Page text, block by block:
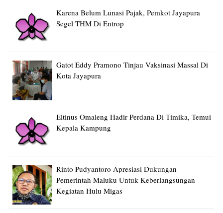
Karena Belum Lunasi Pajak, Pemkot Jayapura
Segel THM Di Entrop
Gatot Eddy Pramono Tinjau Vaksinasi Massal Di
Kota Jayapura⠀
Eltinus Omaleng Hadir Perdana Di Timika, Temui
Kepala Kampung
Rinto Pudyantoro Apresiasi Dukungan
Pemerintah Maluku Untuk Keberlangsungan
Kegiatan Hulu Migas